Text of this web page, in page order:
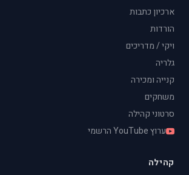
ארכיון כתבות
הורדות
ויקי / מדריכים
גלריה
קנייה ומכירה
משחקים
סרטוני קהילה
ערוץ YouTube הרשמי
קהילה